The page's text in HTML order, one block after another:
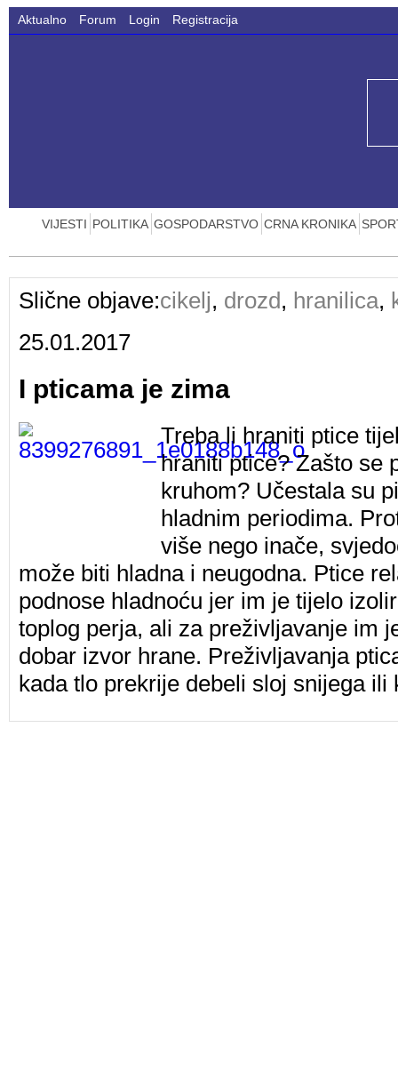
Aktualno Forum Login Registracija
VIJESTI POLITIKA GOSPODARSTVO CRNA KRONIKA
Slične objave:cikelj, drozd, hranilica,
25.01.2017
I pticama je zima
Treba li hraniti ptice
hraniti ptice? Zašto se
kruhom? Učestala su
hladnim periodima.
više nego inače,
može biti hladna i neugodna. Ptice
podnose hladnoću jer im je tijelo
toplog perja, ali za preživljavanje im
dobar izvor hrane. Preživljavanja
kada tlo prekrije debeli sloj snijega